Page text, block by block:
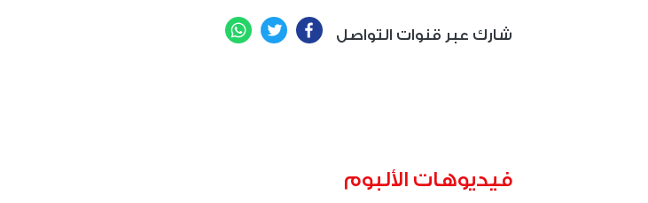
شارك عبر قنوات التواصل Facebook
Twitter
WhatsApp
فيديوهات الألبوم